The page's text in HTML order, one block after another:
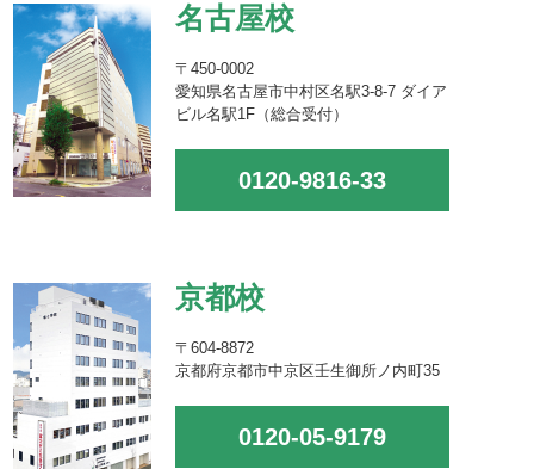
名古屋校
〒450-0002
愛知県名古屋市中村区名駅3-8-7 ダイア
ビル名駅1F（総合受付）
0120-9816-33
京都校
〒604-8872
京都府京都市中京区壬生御所ノ内町35
0120-05-9179